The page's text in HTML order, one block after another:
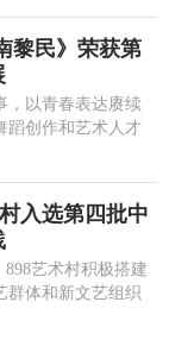
黎民》荣获第
，以青春表达赓续
蹈创作和艺术人才
入选第四批中
艺术村积极搭建
群体和新文艺组织